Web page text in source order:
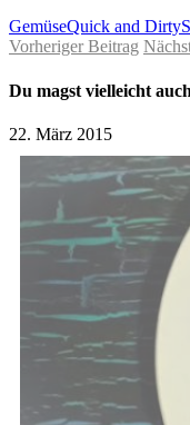
GemüseQuick and Dirty
Vorheriger Beitrag
Du magst vielleicht auch
22. März 2015